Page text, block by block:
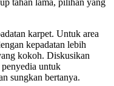
tahan lama, pilihan yang
karpet. Untuk area
kepadatan lebih
kokoh. Diskusikan
untuk
sungkan bertanya.